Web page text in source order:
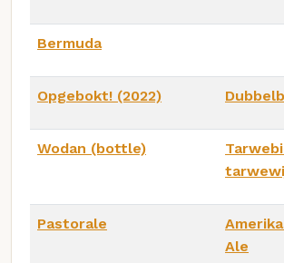
Bermuda
Opgebokt! (2022)
Wodan (bottle)
Pastorale
Ale